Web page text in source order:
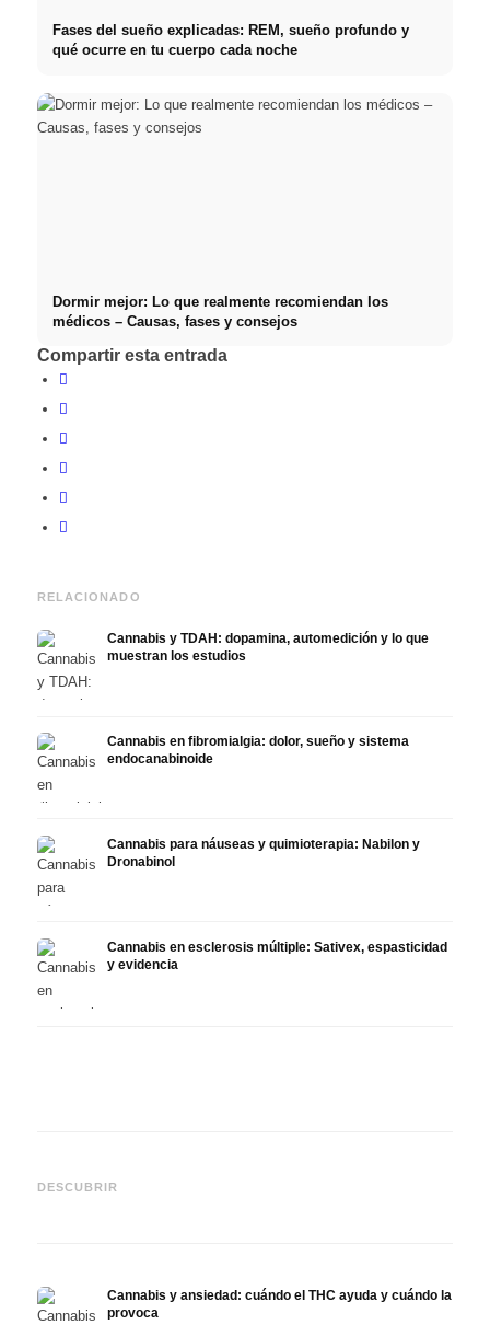
Fases del sueño explicadas: REM, sueño profundo y
qué ocurre en tu cuerpo cada noche
Dormir mejor: Lo que realmente recomiendan los
médicos – Causas, fases y consejos
Compartir esta entrada
RELACIONADO
Cannabis y TDAH: dopamina, automedición y lo que
muestran los estudios
Cannabis en fibromialgia: dolor, sueño y sistema
endocanabinoide
Cannabis para náuseas y quimioterapia: Nabilon y
Dronabinol
Cannabis en esclerosis múltiple: Sativex, espasticidad
y evidencia
DESCUBRIR
Epidiolex y el estado actual
Cannabis y ansiedad: cuándo el THC ayuda y cuándo la
provoca